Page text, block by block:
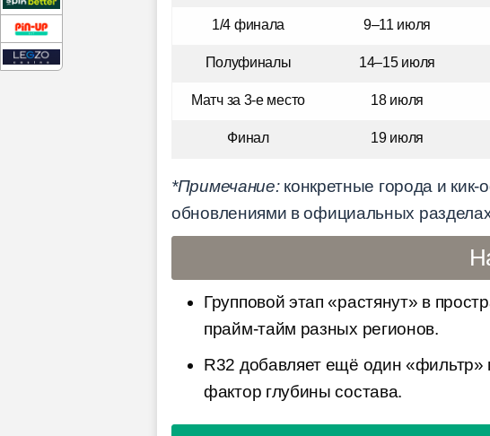
1/4 финала 9–11 июля
Полуфиналы 14–15 июля
Матч за 3-е место 18 июля
Финал 19 июля
*Примечание:конкретные города и
обновлениями в официальных
Групповой этап «растянут» в
прайм-тайм разных регионов.
R32 добавляет ещё один
фактор глубины состава.